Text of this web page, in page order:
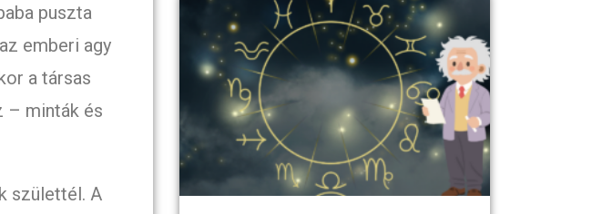
puszta
emberi agy
a társas
– minták és
születtél. A